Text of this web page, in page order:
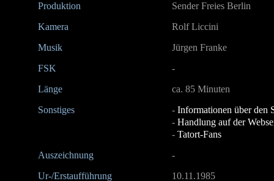
Produktion
Sender Freies Berlin
Kamera
Rolf Liccini
Musik
Jürgen Franke
FSK
-
Länge
ca. 85 Minuten
Sonstiges
- Informationen über den
- Handlung auf der
- Tatort-Fans
Auszeichnung
-
Ur-/Erstaufführung
10.11.1985